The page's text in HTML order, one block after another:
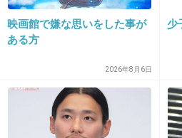
生産的では無いよね。面白ネタ
映画館で嫌な思いをした事が
ある方
2026年8月6日
少